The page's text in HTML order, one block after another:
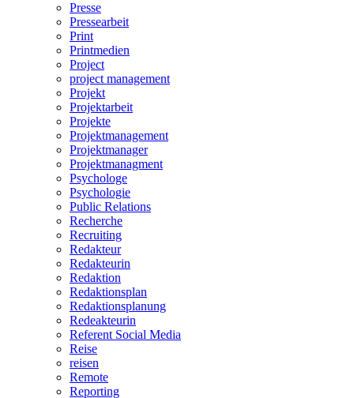
Presse
Pressearbeit
Print
Printmedien
Project
project management
Projekt
Projektarbeit
Projekte
Projektmanagement
Projektmanager
Projektmanagment
Psychologe
Psychologie
Public Relations
Recherche
Recruiting
Redakteur
Redakteurin
Redaktion
Redaktionsplan
Redaktionsplanung
Redeakteurin
Referent Social Media
Reise
reisen
Remote
Reporting